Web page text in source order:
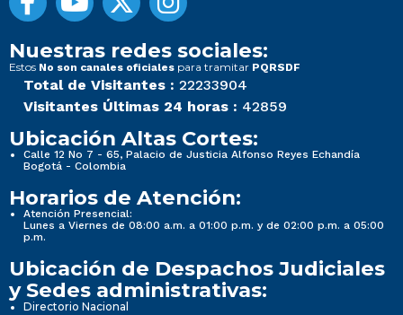
Nuestras redes sociales:
Estos No son canales oficiales para tramitar PQRSDF
Total de Visitantes : 22233904
Visitantes Últimas 24 horas : 42859
Ubicación Altas Cortes:
Calle 12 No 7 - 65, Palacio de Justicia Alfonso Reyes Echandía
Bogotá - Colombia
Horarios de Atención:
Atención Presencial:
Lunes a Viernes de 08:00 a.m. a 01:00 p.m. y de 02:00 p.m. a 05:00
p.m.
Ubicación de Despachos Judiciales
y Sedes administrativas:
Directorio Nacional